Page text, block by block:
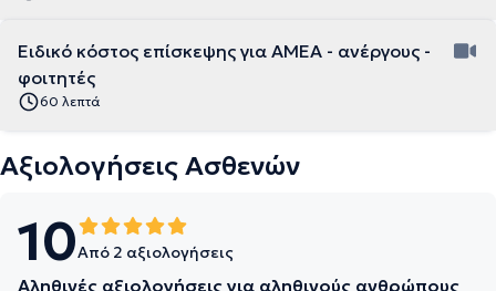
Ειδικό κόστος επίσκεψης για ΑΜΕΑ - ανέργους -
φοιτητές
60 λεπτά
Αξιολογήσεις Ασθενών
10Από 2 αξιολογήσεις
Αληθινές αξιολογήσεις για αληθινούς ανθρώπους